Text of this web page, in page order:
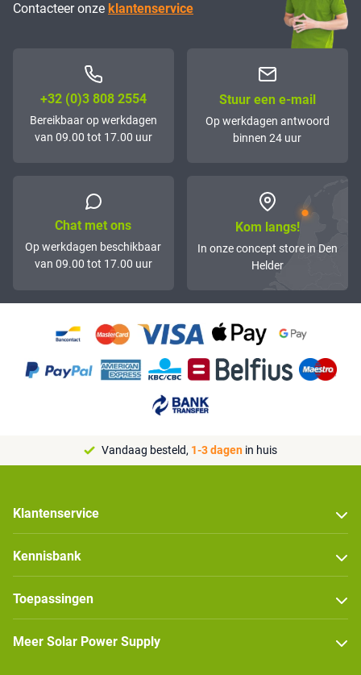
Contacteer onze klantenservice
+32 (0)3 808 2554
Bereikbaar op werkdagen
van 09.00 tot 17.00 uur
Stuur een e-mail
Op werkdagen antwoord
binnen 24 uur
Chat met ons
Op werkdagen beschikbaar
van 09.00 tot 17.00 uur
Kom langs!
In onze concept store in Den
Helder
Vandaag besteld, 1-3 dagen in huis
Klantenservice
Kennisbank
Toepassingen
Meer Solar Power Supply